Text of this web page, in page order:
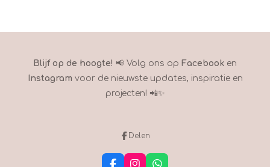
Blijf op de hoogte! 📢 Volg ons op Facebook en
Instagram voor de nieuwste updates, inspiratie en
projecten! 📲✨
Delen